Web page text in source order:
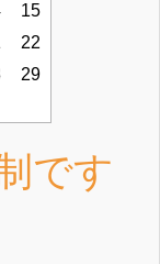
15
22
29
です